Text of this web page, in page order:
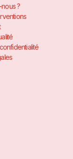
?